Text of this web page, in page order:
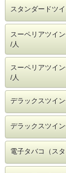
スタンダードツ
スーペリアツ
/人
スーペリアツ
/人
デラックスツイ
デラックスツイ
電子タバコ（ス